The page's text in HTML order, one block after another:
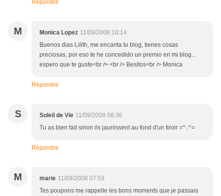
Répondre
M Monica Lopez 11/09/2008 10:14
Buenos dias Lilith, me encanta tu blog, tienes cosas
preciosas, por eso te he concedido un premio en mi blog...
espero que te guste<br /> <br /> Besitos<br /> Monica
Répondre
S Soleil de Vie 11/09/2008 08:36
Tu as bien fait sinon ils jaunissent au fond d'un tiroir =^..^=
Répondre
M marie 11/09/2008 07:53
Tes poupons me rappelle les bons moments que je passais